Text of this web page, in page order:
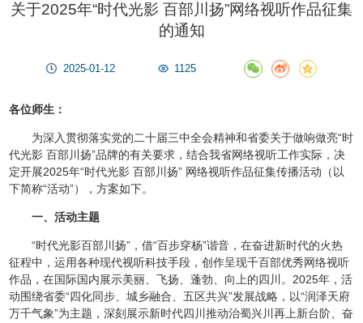
关于2025年“时代光影 百部川扬”网络视听作品征集
的通知
2025-01-12 1125
各位师生：
为深入贯彻落实党的二十届三中全会精神和省委关于做响做亮“时
代光影 百部川扬”品牌的有关要求，结合我省网络视听工作实际，决
定开展2025年“时代光影 百部川扬” 网络视听作品征集传播活动（以
下简称“活动”），方案如下。
一、活动主题
“时代光影百部川扬”，借“百步穿杨”谐音，在奋进新时代的火热
征程中，运用各种现代视听科技手段，创作呈现千百部优秀网络视听
作品，在国际国内展示美丽、飞扬、蓬勃、向上的四川。2025年，活
动围绕省委“四化同步、城乡融合、五区共兴”发展战略，以“润泽天府
万千气象”为主题，深刻展示新时代四川推动治蜀兴川再上新台阶、奋